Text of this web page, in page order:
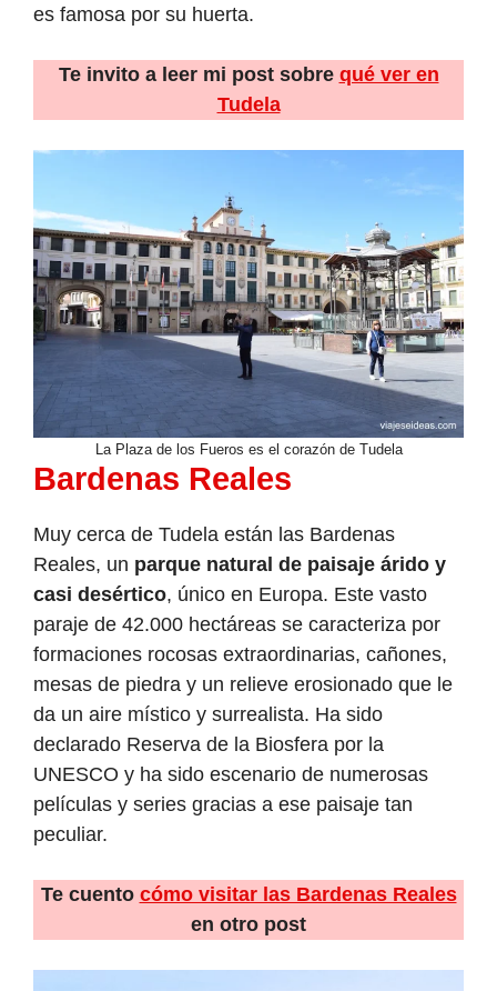
es famosa por su huerta.
Te invito a leer mi post sobre qué ver en
Tudela
La Plaza de los Fueros es el corazón de Tudela
Bardenas Reales
Muy cerca de Tudela están las Bardenas
Reales, un parque natural de paisaje árido y
casi desértico, único en Europa. Este vasto
paraje de 42.000 hectáreas se caracteriza por
formaciones rocosas extraordinarias, cañones,
mesas de piedra y un relieve erosionado que le
da un aire místico y surrealista. Ha sido
declarado Reserva de la Biosfera por la
UNESCO y ha sido escenario de numerosas
películas y series gracias a ese paisaje tan
peculiar.
Te cuento cómo visitar las Bardenas Reales
en otro post